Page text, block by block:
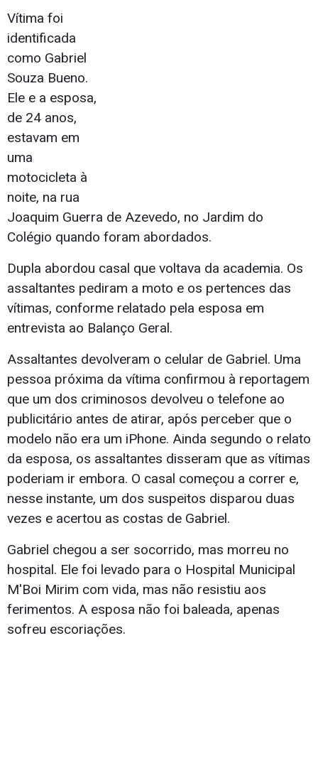
Vítima foi
identificada
como Gabriel
Souza Bueno.
Ele e a esposa,
de 24 anos,
estavam em
uma
motocicleta à
noite, na rua
Joaquim Guerra de Azevedo, no Jardim do
Colégio quando foram abordados.
Dupla abordou casal que voltava da academia. Os
assaltantes pediram a moto e os pertences das
vítimas, conforme relatado pela esposa em
entrevista ao Balanço Geral.
Assaltantes devolveram o celular de Gabriel. Uma
pessoa próxima da vítima confirmou à reportagem
que um dos criminosos devolveu o telefone ao
publicitário antes de atirar, após perceber que o
modelo não era um iPhone. Ainda segundo o relato
da esposa, os assaltantes disseram que as vítimas
poderiam ir embora. O casal começou a correr e,
nesse instante, um dos suspeitos disparou duas
vezes e acertou as costas de Gabriel.
Gabriel chegou a ser socorrido, mas morreu no
hospital. Ele foi levado para o Hospital Municipal
M'Boi Mirim com vida, mas não resistiu aos
ferimentos. A esposa não foi baleada, apenas
sofreu escoriações.